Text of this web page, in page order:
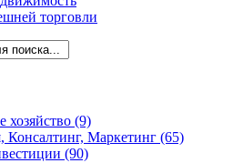
торговли
хозяйство (9)
Консалтинг, Маркетинг (65)
(90)